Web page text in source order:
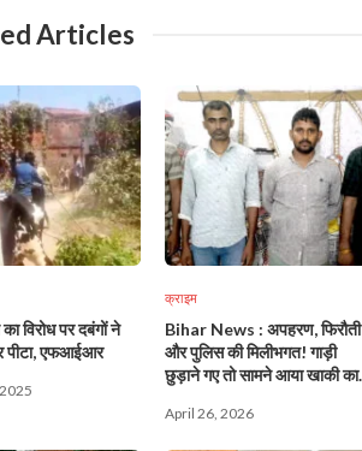
Articles
विरोध पर दबंगों ने
पीटा, एफआईआर
क्राइम
Bihar News : अपहरण, फिरौती
और पुलिस की मिलीभगत! गाड़ी
छुड़ाने गए तो सामने आया खाकी का
April 26, 2026